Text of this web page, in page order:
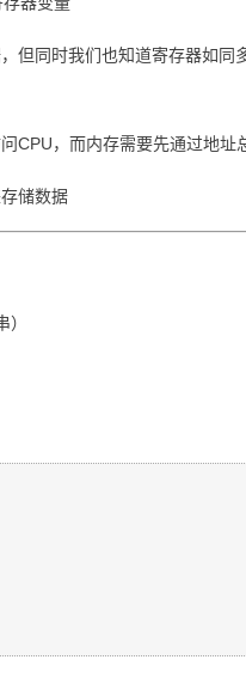
但同时我们也知道寄存器如同
CPU，而内存需要先通过地址
储数据